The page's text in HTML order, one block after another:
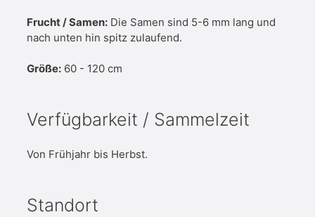
Frucht / Samen: Die Samen sind 5-6 mm lang und
nach unten hin spitz zulaufend.
Größe: 60 - 120 cm
Verfügbarkeit / Sammelzeit
Von Frühjahr bis Herbst.
Standort